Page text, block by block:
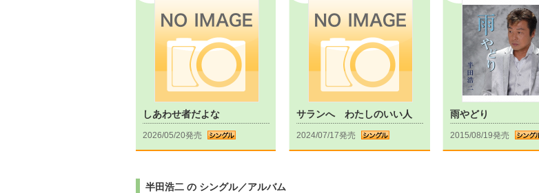
しあわせ者だよな
2026/05/20発売
サランへ わたしのいい人
2024/07/17発売
雨やどり
2015/08/19発売
半田浩二 の シングル／アルバム